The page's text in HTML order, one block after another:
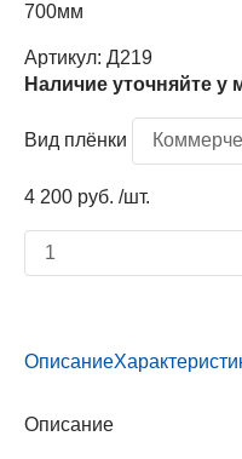
700мм
Артикул: Д219
Наличие уточняйте у
Вид плёнки
4 200 руб. /шт.
Описание
Описание